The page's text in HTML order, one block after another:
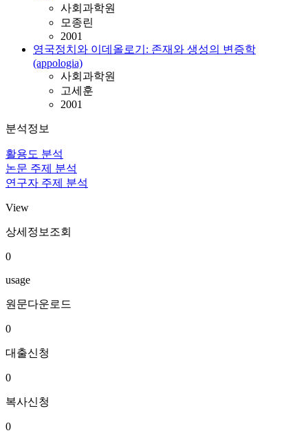
사회과학원
모종린
2001
영국정치와 이데올로기: 존재와 생성의 변증학
(appologia)
사회과학원
고세훈
2001
분석정보
활용도 분석
논문 주제 분석
연구자 주제 분석
View
상세정보조회
0
usage
원문다운로드
0
대출신청
0
복사신청
0